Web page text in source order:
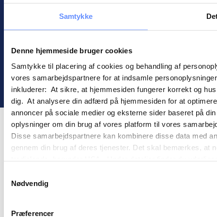
Samtykke
Denne hjemmeside bruger cookies
Samtykke til placering af cookies og behandling af
vores samarbejdspartnere for at indsamle
inkluderer: At sikre, at hjemmesiden fungerer korrekt og
dig. At analysere din adfærd på hjemmesiden for at
annoncer på sociale medier og eksterne sider baseret på
oplysninger om din brug af vores platform til vores
Disse samarbejdspartnere kan kombinere disse data med
gennem din brug af deres tjenester. Det skal bemærkes, at
cookie opbevares. Du bestemmer selv, hvilke formål vores
Nødvendig
Præferencer
Personopplysningspolitikk
! ©2026Gomember